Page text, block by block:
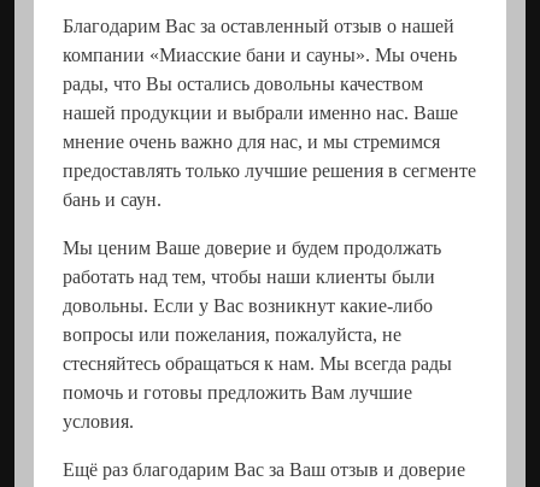
Благодарим Вас за оставленный отзыв о нашей
компании «Миасские бани и сауны». Мы очень
рады, что Вы остались довольны качеством
нашей продукции и выбрали именно нас. Ваше
мнение очень важно для нас, и мы стремимся
предоставлять только лучшие решения в сегменте
бань и саун.
Мы ценим Ваше доверие и будем продолжать
работать над тем, чтобы наши клиенты были
довольны. Если у Вас возникнут какие-либо
вопросы или пожелания, пожалуйста, не
стесняйтесь обращаться к нам. Мы всегда рады
помочь и готовы предложить Вам лучшие
условия.
Ещё раз благодарим Вас за Ваш отзыв и доверие